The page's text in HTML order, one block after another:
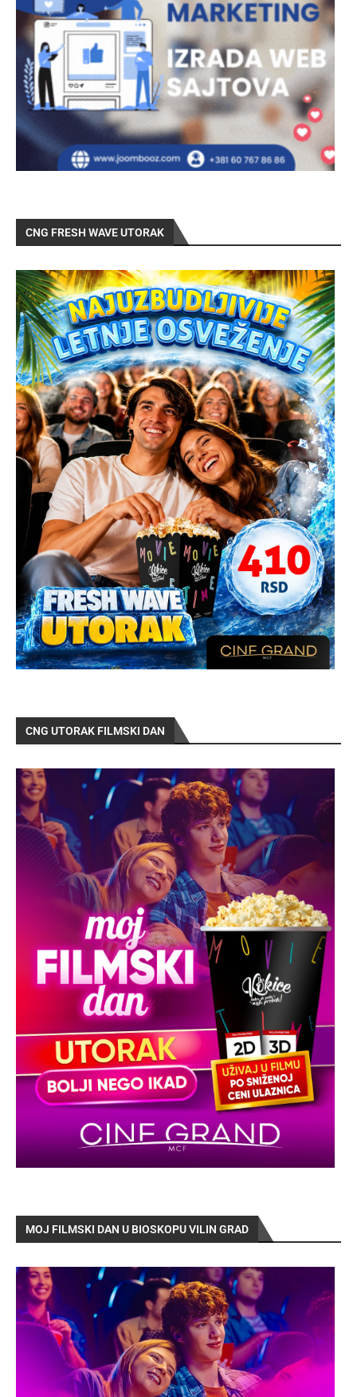
CNG FRESH WAVE UTORAK
CNG UTORAK FILMSKI DAN
MOJ FILMSKI DAN U BIOSKOPU VILIN GRAD